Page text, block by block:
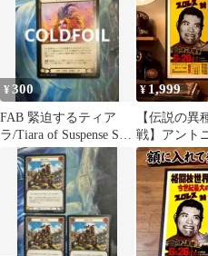
ル・パック（DMX21）/
コミック・オブ・ヒー
ローズ /シングルカード
¥300
FAB 緊迫するティア
ラ/Tiara of Suspense SUP
CF日本語
¥ 1,999
【伝説の異
戦】アント
モハメド・
ポスター